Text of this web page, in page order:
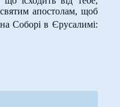
апостолам, щоб
Соборі в Єрусалимі: